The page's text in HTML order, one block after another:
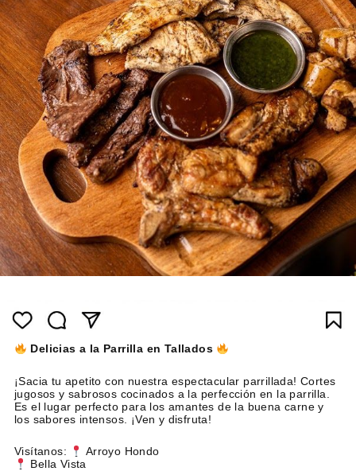
Delicias a la Parrilla en Tallados
¡Sacia tu apetito con nuestra espectacular parrillada! Cortes
jugosos y sabrosos cocinados a la perfección en la parrilla.
Es el lugar perfecto para los amantes de la buena carne y
los sabores intensos. ¡Ven y disfruta!
Visítanos:
Arroyo Hondo
Bella Vista